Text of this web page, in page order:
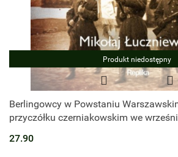
Produkt niedostępny
Berlingowcy w Powstaniu
przyczółku czerniakowskim we
27.90